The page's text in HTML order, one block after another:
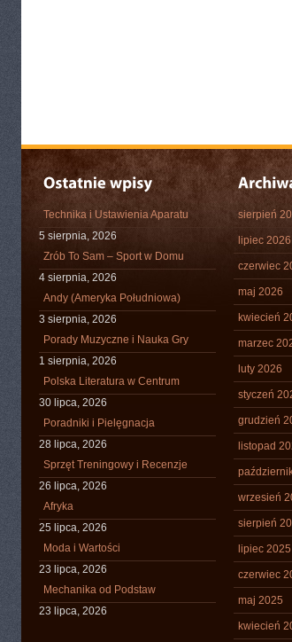
Technika i Ustawienia Aparatu
5 sierpnia, 2026
Zrób To Sam – Sport w Domu
4 sierpnia, 2026
Andy (Ameryka Południowa)
3 sierpnia, 2026
Porady Muzyczne i Nauka Gry
1 sierpnia, 2026
Polska Literatura w Centrum
30 lipca, 2026
Poradniki i Pielęgnacja
28 lipca, 2026
Sprzęt Treningowy i Recenzje
26 lipca, 2026
Afryka
25 lipca, 2026
Moda i Wartości
23 lipca, 2026
Mechanika od Podstaw
23 lipca, 2026
sierpień
lipiec 2026
czerwiec
maj 2026
kwiecień
marzec
luty 2026
styczeń
grudzień
listopad
wrzesień
sierpień
lipiec 2025
czerwiec
maj 2025
kwiecień